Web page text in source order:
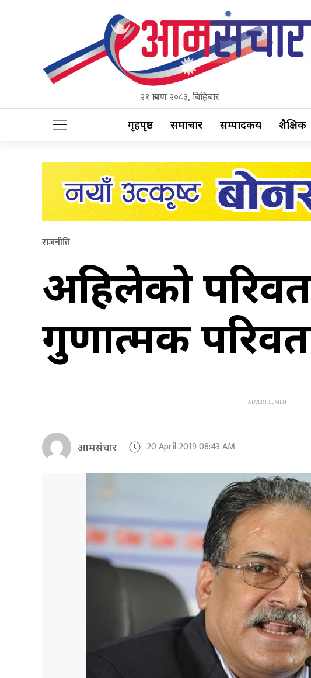
२१ श्रावण २०८३, बिहिबार
गृहपृष्ठ समाचार सम्पादकीय शैक्षिक
राजनीति
अहिलेको
गुणात्मक
आमसंचार 20 April 2019 08:43 AM